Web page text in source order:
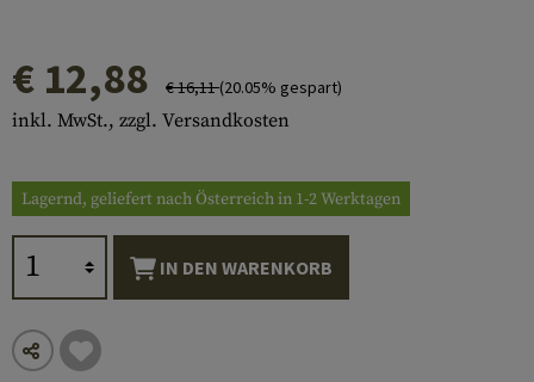
€ 12,88 € 16,11(20.05% gespart)
inkl. MwSt., zzgl. Versandkosten
Lagernd, geliefert nach Österreich in 1-2 Werktagen
IN DEN WARENKORB